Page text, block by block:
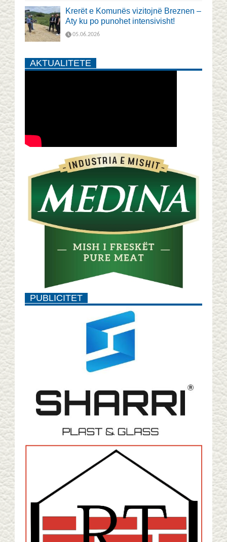
Krerët e Komunës vizitojnë Breznen –
Aty ku po punohet intensivisht!
05.06.2026
AKTUALITETE
PUBLICITET